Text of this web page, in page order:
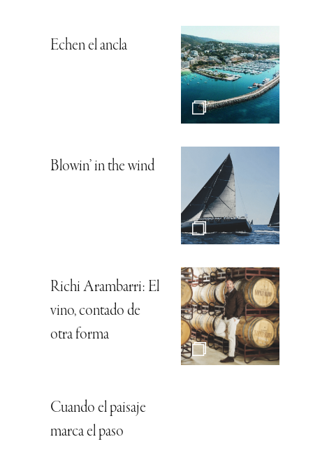
Echen el ancla
Blowin’ in the wind
Richi Arambarri: El
vino, contado de
otra forma
Cuando el paisaje
marca el paso